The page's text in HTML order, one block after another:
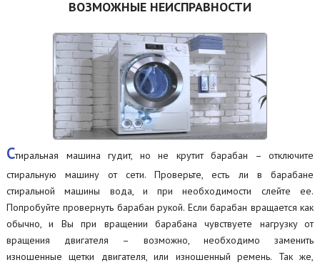
ВОЗМОЖНЫЕ НЕИСПРАВНОСТИ
Стиральная машина гудит, но не крутит барабан – отключите
стиральную машину от сети. Проверьте, есть ли в барабане
стиральной машины вода, и при необходимости слейте ее.
Попробуйте провернуть барабан рукой. Если барабан вращается как
обычно, и Вы при вращении барабана чувствуете нагрузку от
вращения двигателя – возможно, необходимо заменить
изношенные щетки двигателя, или изношенный ремень. Так же,